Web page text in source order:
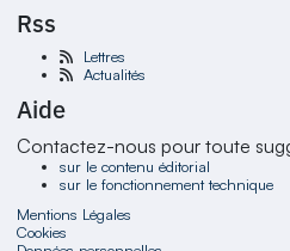
Rss
Lettres
Actualités
Aide
Contactez-nous pour toute
sur le contenu éditorial
sur le fonctionnement technique
Mentions Légales
Cookies